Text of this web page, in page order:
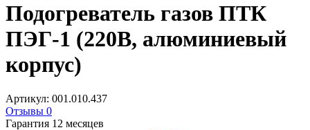
Подогреватель газов ПТК
ПЭГ-1 (220В, алюминиевый
корпус)
Артикул: 001.010.437
Отзывы 0
Гарантия 12 месяцев